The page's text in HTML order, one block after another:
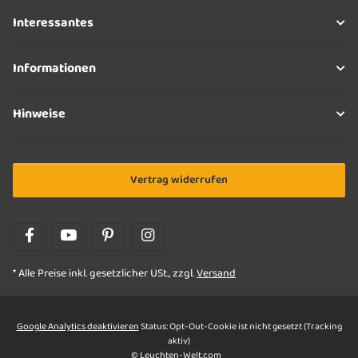
Interessantes
Informationen
Hinweise
Vertrag widerrufen
* Alle Preise inkl. gesetzlicher USt., zzgl.Versand
Google Analytics deaktivierenStatus: Opt-Out-Cookie ist nicht gesetzt (Tracking
aktiv)